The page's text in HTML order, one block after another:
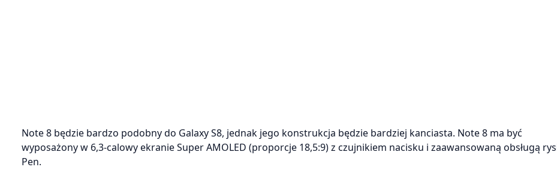
Note 8 będzie bardzo podobny do Galaxy S8, jednak jego konstrukcja będzie bardziej kanciasta. Note 8 ma być
wyposażony w 6,3-calowy ekranie Super AMOLED (proporcje 18,5:9) z czujnikiem nacisku i zaawansowaną obsługą
Pen.